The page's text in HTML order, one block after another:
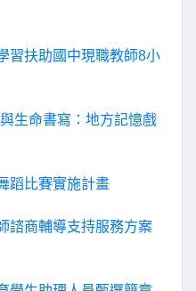
習扶助國中現職教師8小
生命書寫：地方記憶戲
蹈比賽實施計畫
諮商輔導支持服務方案